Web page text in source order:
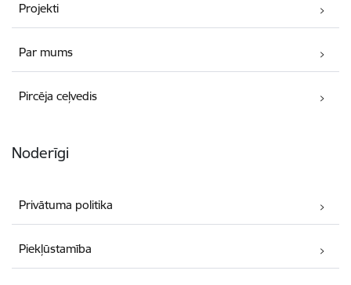
Projekti
Par mums
Pircēja ceļvedis
Noderīgi
Privātuma politika
Piekļūstamība